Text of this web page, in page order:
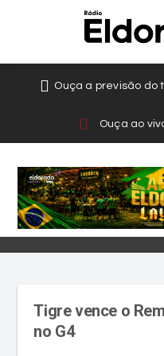
Ouça a previsão do
Ouça ao
Tigre vence o
no G4